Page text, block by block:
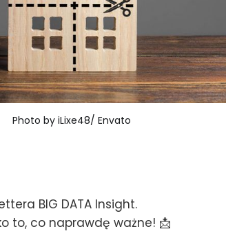
Photo by iLixe48/ Envato
BIG DATA Insight.
to, co naprawdę ważne! 📩